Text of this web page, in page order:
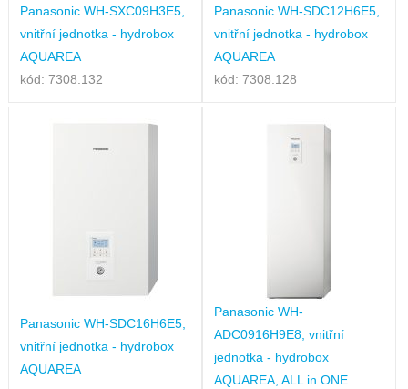
Panasonic WH-SXC09H3E5,
vnitřní jednotka - hydrobox
AQUAREA
kód: 7308.132
Panasonic WH-SDC12H6E5,
vnitřní jednotka - hydrobox
AQUAREA
kód: 7308.128
Panasonic WH-SDC16H6E5,
vnitřní jednotka - hydrobox
AQUAREA
Panasonic WH-
ADC0916H9E8, vnitřní
jednotka - hydrobox
AQUAREA, ALL in ONE